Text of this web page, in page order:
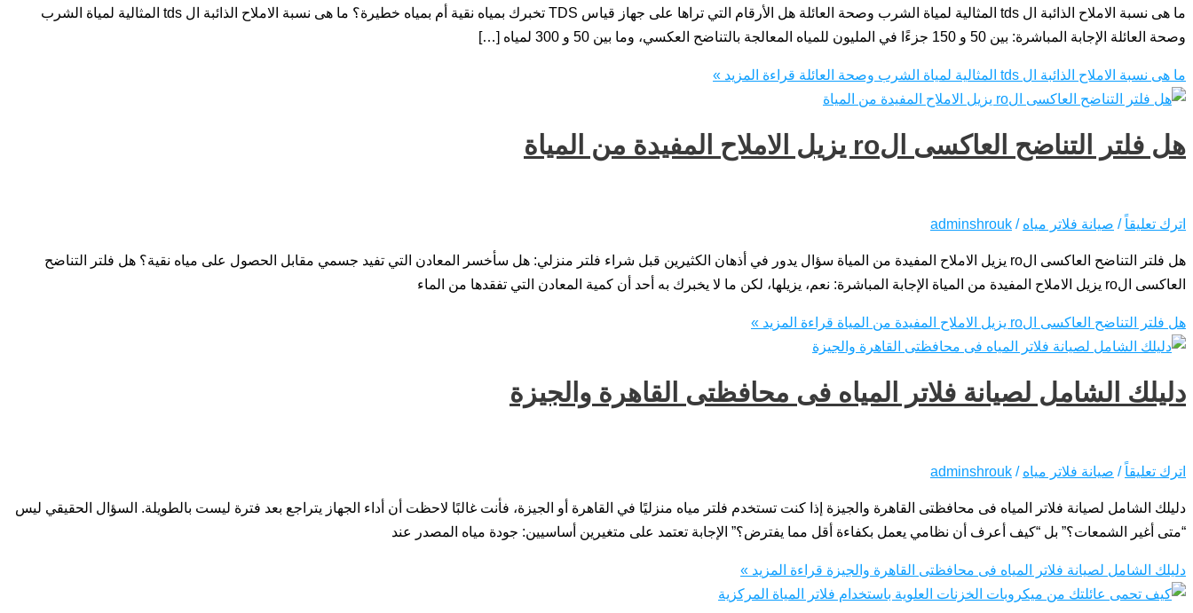
ما هى نسبة الاملاح الذائبة ال tds المثالية لمياة الشرب وصحة العائلة هل الأرقام التي تراها على جهاز قياس TDS تخبرك بمياه نقية أم بمياه خطيرة؟ ما هى نسبة الاملاح الذائبة ال tds المثالية لمياة الشرب
وصحة العائلة الإجابة المباشرة: بين 50 و 150 جزءًا في المليون للمياه المعالجة بالتناضح العكسي، وما بين 50 و 300 لمياه […]
ما هى نسبة الاملاح الذائبة ال tds المثالية لمياة الشرب وصحة العائلة قراءة المزيد »
هل فلتر التناضح العاكسى الro يزيل الاملاح المفيدة من المياة
اترك تعليقاً / صيانة فلاتر مياه /
adminshrouk
هل فلتر التناضح العاكسى الro يزيل الاملاح المفيدة من المياة سؤال يدور في أذهان الكثيرين قبل شراء فلتر منزلي: هل سأخسر المعادن التي تفيد جسمي مقابل الحصول على مياه نقية؟ هل فلتر التناضح
العاكسى الro يزيل الاملاح المفيدة من المياة الإجابة المباشرة: نعم، يزيلها، لكن ما لا يخبرك به أحد أن كمية المعادن التي تفقدها من الماء
هل فلتر التناضح العاكسى الro يزيل الاملاح المفيدة من المياة قراءة المزيد »
دليلك الشامل لصيانة فلاتر المياه فى محافظتى القاهرة والجيزة
اترك تعليقاً / صيانة فلاتر مياه /
adminshrouk
دليلك الشامل لصيانة فلاتر المياه فى محافظتى القاهرة والجيزة إذا كنت تستخدم فلتر مياه منزليًا في القاهرة أو الجيزة، فأنت غالبًا لاحظت أن أداء الجهاز يتراجع بعد فترة ليست بالطويلة. السؤال الحقيقي ليس
“متى أغير الشمعات؟” بل “كيف أعرف أن نظامي يعمل بكفاءة أقل مما يفترض؟” الإجابة تعتمد على متغيرين أساسيين: جودة مياه المصدر عند
دليلك الشامل لصيانة فلاتر المياه فى محافظتى القاهرة والجيزة قراءة المزيد »